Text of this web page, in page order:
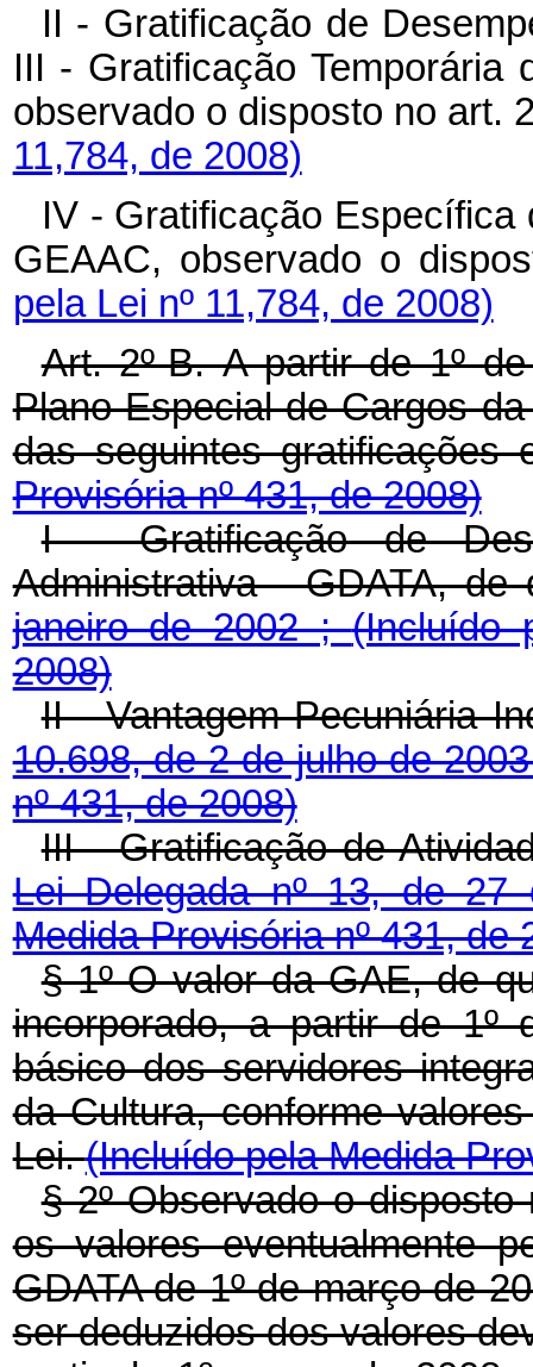
II - Gratificação de
III - Gratificação Temporária
observado o disposto no art.
11,784, de 2008)
IV - Gratificação Específica
GEAAC, observado o
pela Lei nº 11,784, de 2008)
Art. 2º-B.A partir de 1º
Plano Especial de Cargos
das seguintes gratificações
Provisória nº 431, de 2008)
I - Gratificação de
Administrativa - GDATA,
janeiro de 2002 ;(Incluído
2008)
II - Vantagem Pecuniária
10.698, de 2 de julho de
nº 431, de 2008)
III - Gratificação de
Lei Delegada nº 13, de
Medida Provisória nº 431, de
§ 1º O valor da GAE, de
incorporado, a partir de 1º
básico dos servidores
da Cultura, conforme
Lei.(Incluído pela Medida
§ 2º Observado o
os valores eventualmente
GDATA de 1º de março de
ser deduzidos dos valores